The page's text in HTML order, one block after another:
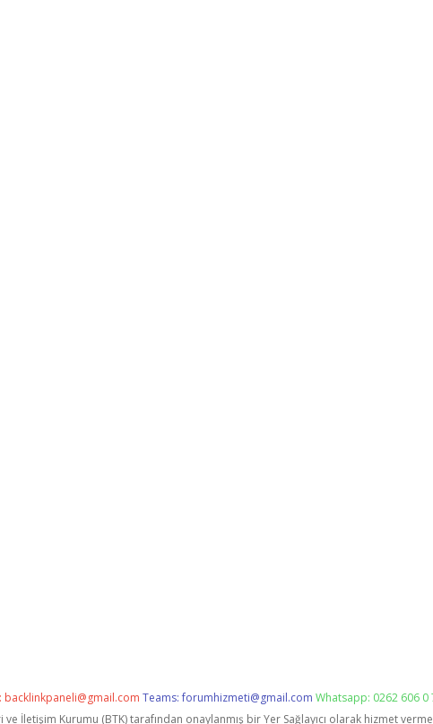
backlinkpaneli@gmail.com Teams:forumhizmeti@gmail.com Whatsapp: 0262 606 0
ve İletişim Kurumu (BTK) tarafından onaylanmış bir Yer Sağlayıcı olarak hizmet